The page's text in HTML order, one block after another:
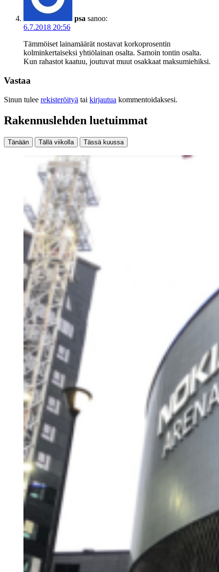
psa sanoo:
6.7.2018 20:56
Tämmöiset lainamäärät nostavat korkoprosentin
kolminkertaiseksi yhtiölainan osalta. Samoin tontin osalta.
Kun rahastot kaatuu, joutuvat muut osakkaat maksumiehiksi.
Vastaa
Sinun tulee rekisteröityä tai kirjautua kommentoidaksesi.
Rakennuslehden luetuimmat
Tänään Tällä viikolla Tässä kuussa